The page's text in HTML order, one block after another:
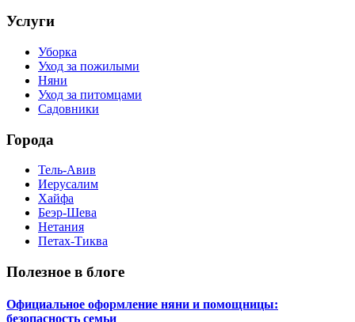
Услуги
Уборка
Уход за пожилыми
Няни
Уход за питомцами
Садовники
Города
Тель-Авив
Иерусалим
Хайфа
Беэр-Шева
Нетания
Петах-Тиква
Полезное в блоге
Официальное оформление няни и помощницы:
безопасность семьи